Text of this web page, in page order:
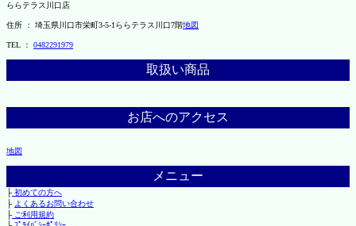
ららテラス川口店
住所 ： 埼玉県川口市栄町3-5-1ららテラス川口7階地図
TEL ： 0482291979
取扱い商品
お店へのアクセス
地図
メニュー
├初めての方へ
├ よくあるお問い合わせ
├ご利用規約